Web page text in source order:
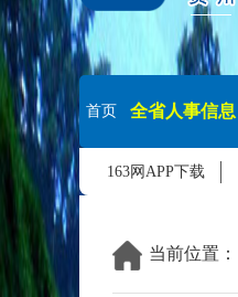
首页 全省人事信息
163网APP下载
当前位置：